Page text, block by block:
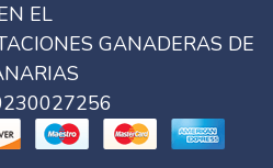
EL
GANADERAS DE